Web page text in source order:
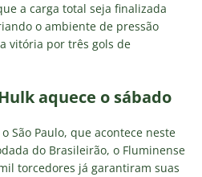
a carga total seja finalizada
o ambiente de pressão
vitória por três gols de
aquece o sábado
São Paulo, que acontece neste
do Brasileirão, o Fluminense
torcedores já garantiram suas